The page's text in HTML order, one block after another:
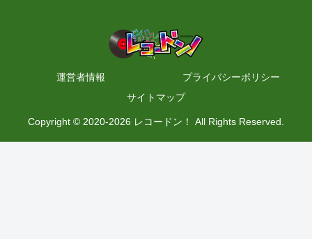
運営者情報
プライバシーポリシー
サイトマップ
Copyright © 2020-2026 レコードン！ All Rights Reserved.